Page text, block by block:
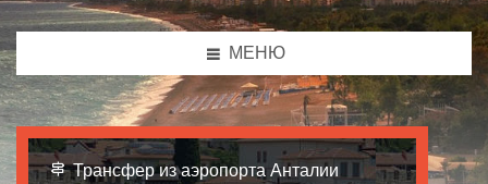
МЕНЮ
Трансфер из аэропорта Анталии